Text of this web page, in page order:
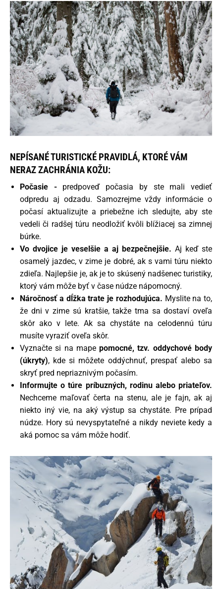
NEPÍSANÉ TURISTICKÉ PRAVIDLÁ, KTORÉ VÁM
NERAZ ZACHRÁNIA KOŽU:
Počasie -
predpoveď počasia by ste mali vedieť
odpredu aj odzadu. Samozrejme vždy informácie o
počasí aktualizujte a priebežne ich sledujte, aby ste
vedeli či radšej túru neodložiť kvôli blížiacej sa zimnej
búrke.
Vo dvojice je veselšie a aj bezpečnejšie. Aj keď ste
osamelý jazdec, v zime je dobré, ak s vami túru niekto
zdieľa. Najlepšie je, ak je to skúsený nadšenec turistiky,
ktorý vám môže byť v čase núdze nápomocný.
Náročnosť a dĺžka trate je rozhodujúca. Myslite na to,
že dni v zime sú kratšie, takže tma sa dostaví oveľa
skôr ako v lete. Ak sa chystáte na celodennú túru
musíte vyraziť oveľa skôr.
Vyznačte si na mape pomocné, tzv. oddychové body
(úkryty), kde si môžete oddýchnuť, prespať alebo sa
skryť pred nepriaznivým počasím.
Informujte o túre príbuzných, rodinu alebo priateľov.
Nechceme maľovať čerta na stenu, ale je fajn, ak aj
niekto iný vie, na aký výstup sa chystáte. Pre prípad
núdze. Hory sú nevyspytateľné a nikdy neviete kedy a
aká pomoc sa vám môže hodiť.